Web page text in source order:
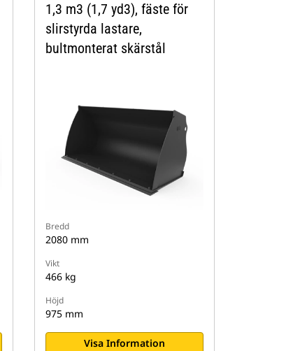
1,3 m3 (1,7 yd3), fäste för
slirstyrda lastare,
bultmonterat skärstål
Bredd
2080 mm
Vikt
466 kg
Höjd
975 mm
Visa Information